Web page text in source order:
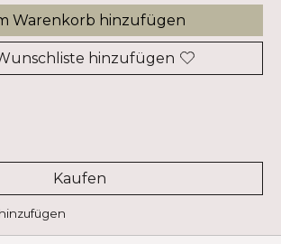
Warenkorb hinzufügen
hinzufügen
Kaufen